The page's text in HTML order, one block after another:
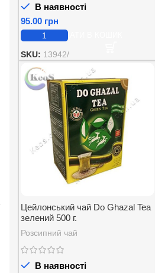
В наявності
грн
SKU: 13942/
Цейлонський чай Do Ghazal Tea
зелений 500 г.
Розсипний чай
В наявності